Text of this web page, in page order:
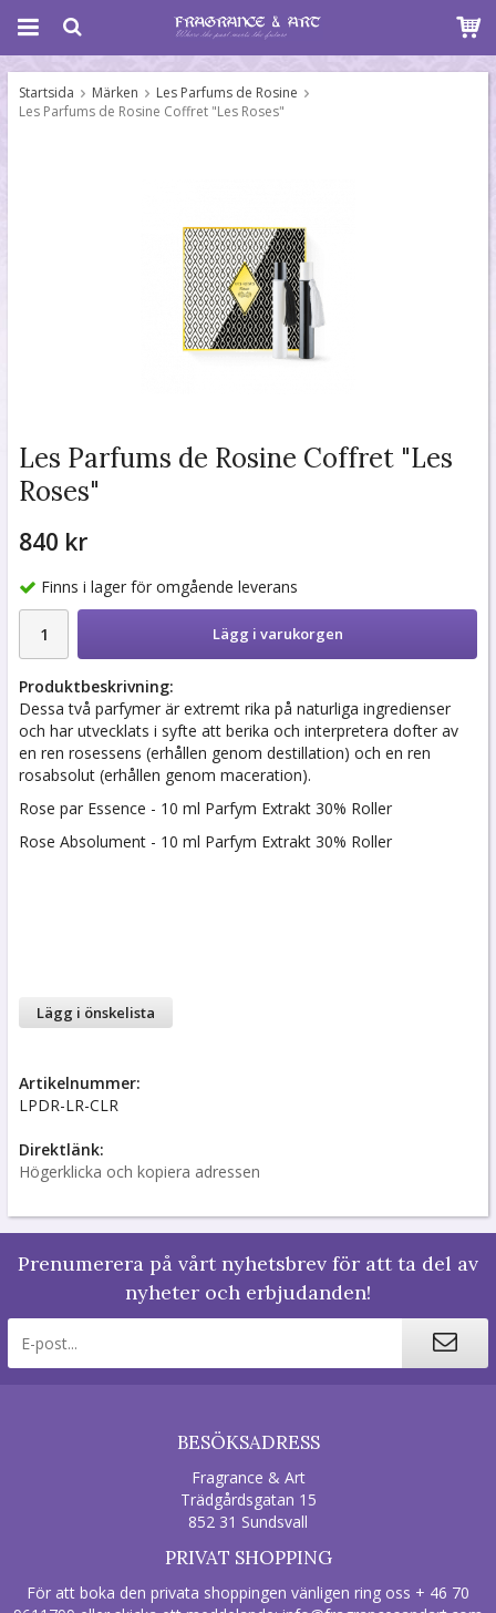
Startsida Märken
Les Parfums de Rosine
Les Parfums de Rosine Coffret "Les Roses"
Les Parfums de Rosine Coffret "Les
Roses"
840 kr
Finns i lager för omgående leverans
Lägg i varukorgen
Produktbeskrivning:
Dessa två parfymer är extremt rika på naturliga ingredienser
och har utvecklats i syfte att berika och interpretera dofter av
en ren rosessens (erhållen genom destillation) och en ren
rosabsolut (erhållen genom maceration).
Rose par Essence - 10 ml Parfym Extrakt 30% Roller
Rose Absolument - 10 ml Parfym Extrakt 30% Roller
Lägg i önskelista
Artikelnummer:
LPDR-LR-CLR
Direktlänk:
Högerklicka och kopiera adressen
Prenumerera på vårt nyhetsbrev för att ta del av
nyheter och erbjudanden!
BESÖKSADRESS
Fragrance & Art
Trädgårdsgatan 15
852 31 Sundsvall
PRIVAT SHOPPING
För att boka den privata shoppingen vänligen ring oss + 46 70